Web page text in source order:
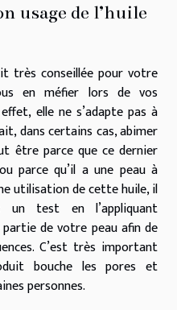
usage de l’huile
très conseillée pour votre
en méfier lors de vos
elle ne s’adapte pas à
dans certains cas, abimer
être parce que ce dernier
parce qu’il a une peau à
utilisation de cette huile, il
test en l’appliquant
de votre peau afin de
C’est très important
bouche les pores et
personnes.